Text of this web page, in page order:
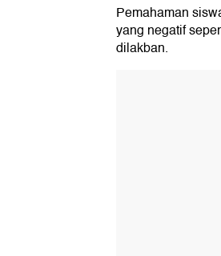
Pemahaman
yang negatif
dilakban.